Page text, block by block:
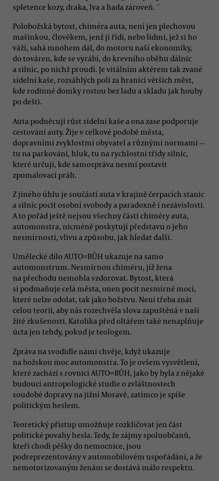
spletence kozy, draka, lva a hada zároveň. ¨
Polobožská bytost, chiméra auta, není jen plechovou
mašinkou, člověkem, jenž ji řídí, nebo lidmi, jež si ho
váží, sahá mnohem dál, do motoru naší ekonomiky,
do továren, kde se vyrábí, do krevního oběhu dálnic
a silnic, po nichž proudí. Je vitálním aktérem tak zvané
sídelní kaše, rozsáhlých polí za hranicí větších měst,
kde rodinné domky rostou bez ladu a skladu jak houby
po dešti.
Auta podněcují růst sídelní kaše a ona zase podporuje
cestování auty. Žije v celkové podobě města,
dopravními zvyklostmi obyvatel a různými normami —
tu na parkování, hluk, tu na rychlostní třídy silnic,
které určují, kde samospráva nesmí postavit
zpomalovací práh.
Z jiného úhlu je součástí auta v krajině čerpacích stanic
a silnic pocit osobní svobody a paradoxně i nezávislosti.
A to pořád ještě nejsou všechny části chiméry auta,
automonstra, nicméně poskytují představu o jeho
nesmírnosti, vlivu a způsobu, jak hledat další.
Umělecké dílo AUTO=BŮH ukazuje na samo
automonstrum. Nesmírnou chiméru, jíž žena
na přechodu nemohla vzdorovat. Bytost, která
si podmaňuje celá města, onen pocit nesmírné moci,
které nelze odolat, tak jako božstvu. Není třeba znát
celou teorii, aby nás rozechvěla slova zapuštěná v naší
žité zkušenosti. Katolíka před oltářem také nenaplňuje
úcta jen tehdy, pokud je teologem.
Zpráva na svodidle námi chvěje, když ukazuje
na božskou moc automonstra. To je ovšem vysvětlení,
které zachází s rovnicí AUTO=BŮH, jako by byla z nějaké
budoucí antropologické studie o zvláštnostech
soudobé dopravy na jižní Moravě, zatímco je spíše
politickým heslem.
Teoretický přístup umožňuje rozklíčovat jen část
politické povahy hesla. Tedy, že zájmy spoluobčanů,
kteří chodí pěšky do nemocnice, jsou
podreprezentovány v automobilovém uspořádání, a že
nemotorizovaným ženám se dostává málo respektu.